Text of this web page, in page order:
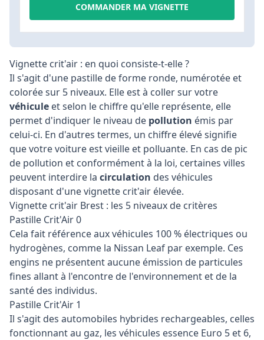
COMMANDER MA VIGNETTE
Vignette crit'air : en quoi consiste-t-elle ?
Il s'agit d'une pastille de forme ronde, numérotée et
colorée sur 5 niveaux. Elle est à coller sur votre
véhicule et selon le chiffre qu'elle représente, elle
permet d'indiquer le niveau de pollution émis par
celui-ci. En d'autres termes, un chiffre élevé signifie
que votre voiture est vieille et polluante. En cas de pic
de pollution et conformément à la loi, certaines villes
peuvent interdire la circulation des véhicules
disposant d'une vignette crit'air élevée.
Vignette crit'air Brest : les 5 niveaux de critères
Pastille Crit'Air 0
Cela fait référence aux véhicules 100 % électriques ou
hydrogènes, comme la Nissan Leaf par exemple. Ces
engins ne présentent aucune émission de particules
fines allant à l'encontre de l'environnement et de la
santé des individus.
Pastille Crit'Air 1
Il s'agit des automobiles hybrides rechargeables, celles
fonctionnant au gaz, les véhicules essence Euro 5 et 6,